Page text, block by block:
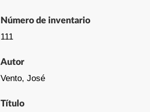
Número de inventario
111
Autor
Vento, José
Título